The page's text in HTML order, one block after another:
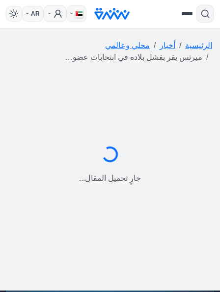
AR
الرئيسية أخبار
محلي وعالمي
ميرتس يقر بفشل بلاده في انتخابات عضوية مجلس الأمن الدولي
جارٍ التحميل...
جارٍ تحميل المقال...